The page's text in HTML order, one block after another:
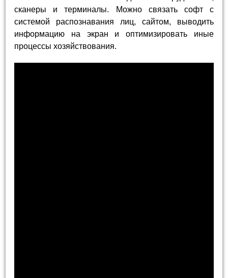
сканеры и терминалы. Можно связать софт с
системой распознавания лиц, сайтом, выводить
информацию на экран и оптимизировать иные
процессы хозяйствования.